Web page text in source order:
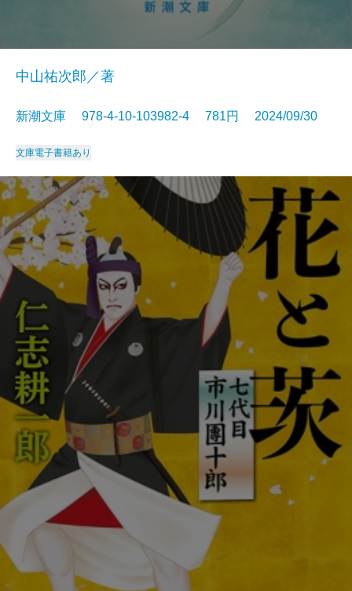
中山祐次郎／著
新潮文庫 978-4-10-103982-4 781円 2024/09/30
文庫電子書籍あり